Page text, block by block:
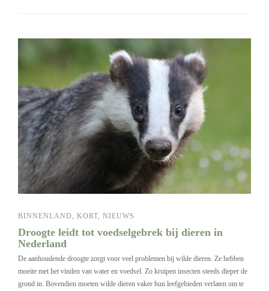
BINNENLAND KORT NIEUWS
Droogte leidt tot voedselgebrek bij dieren in
Nederland
De aanhoudende droogte zorgt voor veel problemen bij wilde dieren. Ze hebben
moeite met het vinden van water en voedsel. Zo kruipen insecten steeds dieper de
grond in. Bovendien moeten wilde dieren vaker hun leefgebieden verlaten om te